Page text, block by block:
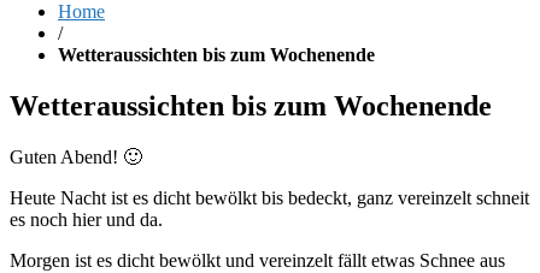
Home
/
Wetteraussichten bis zum Wochenende
Wetteraussichten bis zum Wochenende
Guten Abend! 🙂
Heute Nacht ist es dicht bewölkt bis bedeckt, ganz vereinzelt schneit
es noch hier und da.
Morgen ist es dicht bewölkt und vereinzelt fällt etwas Schnee aus